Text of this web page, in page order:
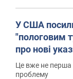
У США
"пологовим
про нові
Це вже не перша
проблему